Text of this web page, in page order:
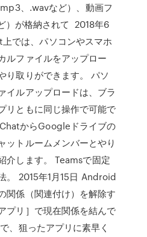
、.wavなど）、動画フ
）が格納されて 2018年6
では、パソコンやスマホ
ルファイルをアップロー
り取りができます。 パソ
イルアップロードは、ブラ
リともに同じ操作で可能で
からGoogleドライブの
ットルームメンバーとやり
介します。 Teamsで固定
。 2015年1月15日 Android
関係（関連付け）を解除す
プリ］で現在関係を結んで
、狙ったアプリに素早く